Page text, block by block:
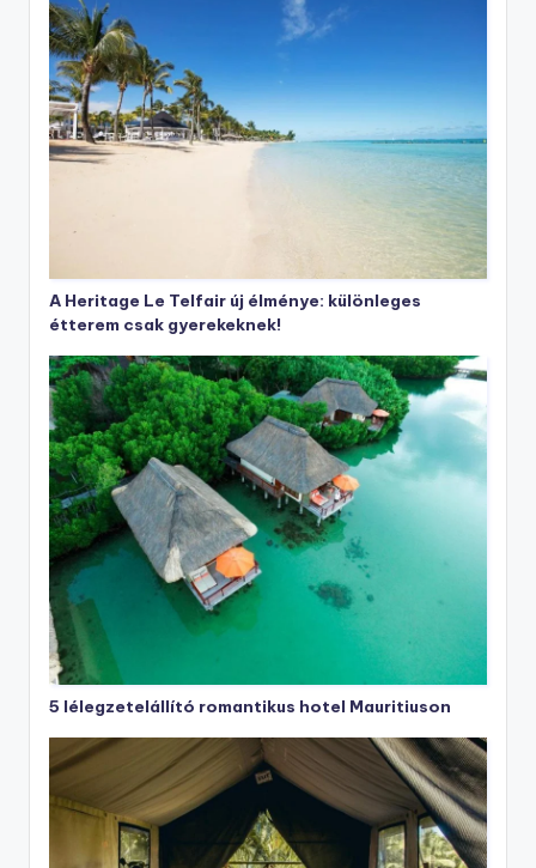
A Heritage Le Telfair új élménye: különleges
étterem csak gyerekeknek!
5 lélegzetelállító romantikus hotel Mauritiuson